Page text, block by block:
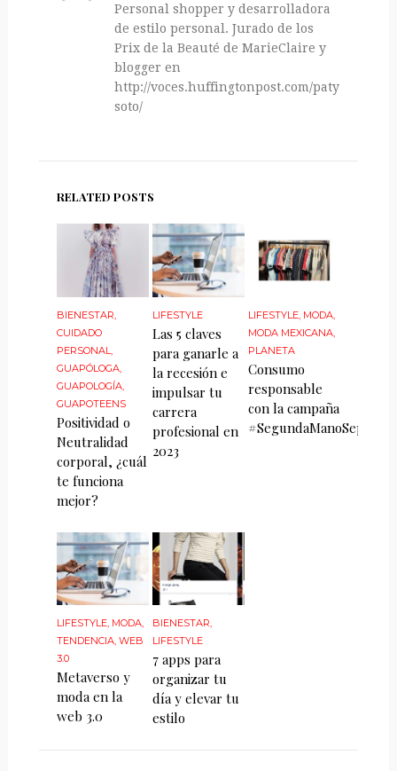
Personal shopper y desarrolladora
de estilo personal. Jurado de los
Prix de la Beauté de MarieClaire y
blogger en
http://voces.huffingtonpost.com/paty-
soto/
RELATED POSTS
BIENESTAR
CUIDADO
PERSONAL
GUAPÓLOGA,
GUAPOLOGÍA,
GUAPOTEENS
Positividad o
Neutralidad
corporal, ¿cuál
te funciona
mejor?
LIFESTYLE
Las 5 claves
para ganarle a
la recesión e
impulsar tu
carrera
profesional en
2023
LIFESTYLE MODA
MODA MEXICANA
PLANETA
Consumo
responsable
con la campaña
LIFESTYLE, MODA,
TENDENCIA, WEB
3.0
Metaverso y
moda en la
web 3.0
BIENESTAR,
LIFESTYLE
7 apps para
organizar tu
día y elevar tu
estilo